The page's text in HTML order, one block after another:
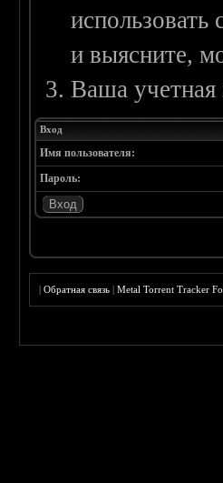
и выясните,
Ваша учетная
Вход
Имя пользователя:
Пароль:
|Обратная связь |Metal Torrent Tracker